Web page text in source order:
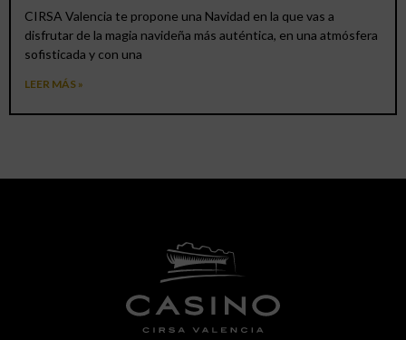
CIRSA Valencia te propone una Navidad en la que vas a
disfrutar de la magia navideña más auténtica, en una atmósfera
sofisticada y con una
LEER MÁS »